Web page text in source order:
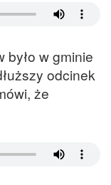
było w gminie
odcinek
że